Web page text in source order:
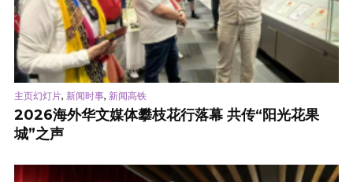
主页幻灯片, 新闻时事, 新闻高铁
2026海外华文媒体攀枝花行落幕 共传“阳光花果
城”之声